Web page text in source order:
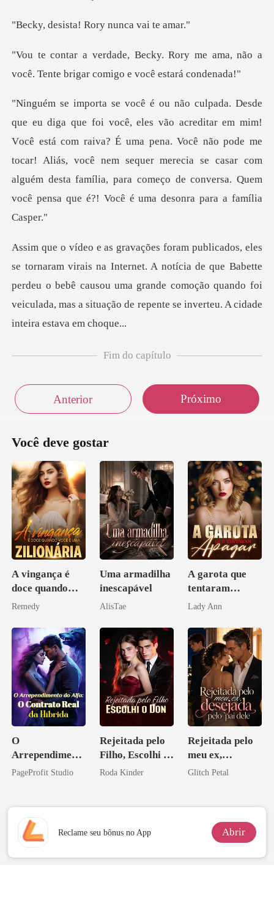
ta! Rory nunc
ory me ama, não a
você. Tente brig
ocê está com raiva? É uma pena. Você não pode me
tocar! Aliás, você nem sequer merecia se casar com
alguém
net. A notícia de que Babette
perdeu o bebê causou uma grande comoção quando foi
ve
Fim do capítulo
Anterior Próximo
Você deve gostar
A vingança é
doce quando
você é uma
Remedy
Uma armadilha
inescapável
AlisTae
A garota que
tentaram
apagar
Lady Ann
O
Arrependiment
o do Alfa: O
PageProfit Studio
Rejeitada pelo
Filho, Escolhi o
Don
Roda Kinder
Rejeitada pelo
meu ex,
desejada pelo
Glitch Petal
Reclame seu bônus no App Abrir